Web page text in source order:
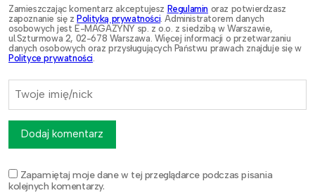
Zamieszczając komentarz akceptujesz Regulamin oraz potwierdzasz
zapoznanie się z Polityką prywatności. Administratorem danych
osobowych jest E-MAGAZYNY sp. z o.o. z siedzibą w Warszawie,
ul.Szturmowa 2, 02-678 Warszawa. Więcej informacji o przetwarzaniu
danych osobowych oraz przysługujących Państwu prawach znajduje się w
Polityce prywatności.
Zapamiętaj moje dane w tej przeglądarce podczas pisania
kolejnych komentarzy.
Dodaj komentarz